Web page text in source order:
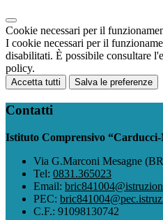
Cookie necessari per il
I cookie necessari per il
disabilitati. È possibile consultare
policy.
Accetta tutti Salva le preferenze
Contatti
Istituto Comprensivo
Via G.Marconi Mesagne
Tel: 0831.365023
Email:
PEC:
C.F.: 91098130742